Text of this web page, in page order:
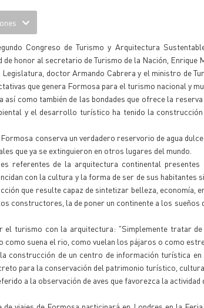
Congreso de Turismo y Arquitectura
honor al secretario de Turismo de la Nación, Enrique
doctor Armando Cabrera y el ministro de
que genera Formosa para el turismo nacional y
como también de las bondades que ofrece la
y el desarrollo turístico ha tenido la
conserva un verdadero reservorio de agua
que ya se extinguieron en otros lugares del mundo.
referentes de la arquitectura continental presentes
con la cultura y la forma de ser de sus habitantes
que resulte capaz de sintetizar belleza, economía,
constructores, la de poner un continente a los sueños
turismo con la arquitectura: "Simplemente tratar
suena el rio, como vuelan los pájaros o como
construcción de un centro de información turística
para la conservación del patrimonio turístico,
a la observación de aves que favorezca la actividad